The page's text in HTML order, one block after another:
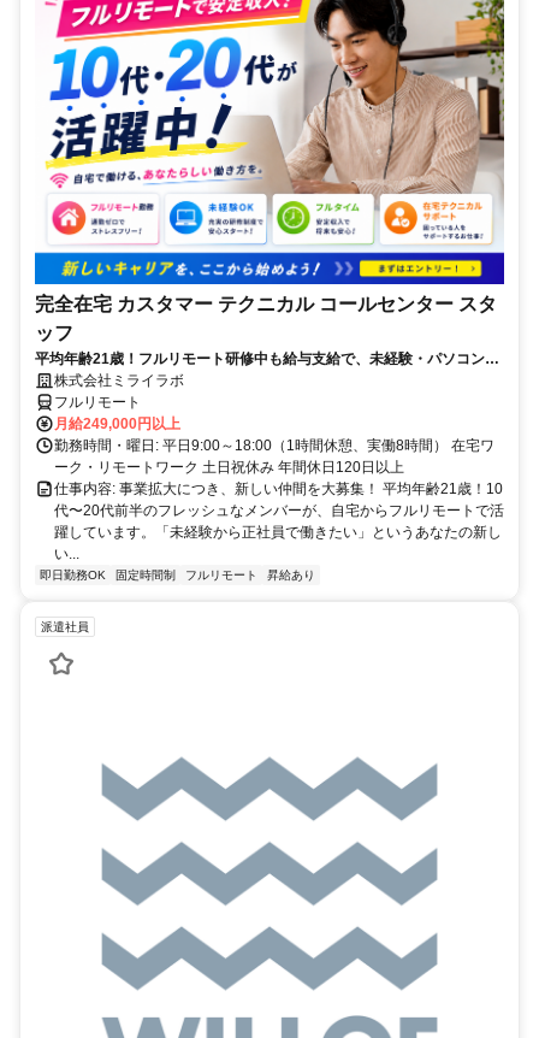
完全在宅 カスタマー テクニカル コールセンター スタ
ッフ
平均年齢21歳！フルリモート研修中も給与支給で、未経験・パソコンス
キルゼロからOK！パソコン貸出＆ノルマなし！
株式会社ミライラボ
フルリモート
月給249,000円以上
勤務時間・曜日: 平日9:00～18:00（1時間休憩、実働8時間） 在宅ワ
ーク・リモートワーク 土日祝休み 年間休日120日以上
仕事内容: 事業拡大につき、新しい仲間を大募集！ 平均年齢21歳！10
代〜20代前半のフレッシュなメンバーが、自宅からフルリモートで活
躍しています。「未経験から正社員で働きたい」というあなたの新し
い...
即日勤務OK 固定時間制 フルリモート 昇給あり
派遣社員